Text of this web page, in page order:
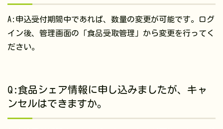
A:申込受付期間中であれば、数量の変更が可能です。ログ
イン後、管理画面の「食品受取管理」から変更を行ってく
ださい。
Q:食品シェア情報に申し込みましたが、キャ
ンセルはできますか。